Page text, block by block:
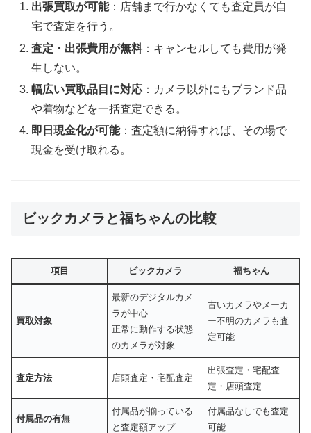
出張買取が可能：店舗まで行かなくても査定員が自
宅で査定を行う。
査定・出張費用が無料：キャンセルしても費用が発
生しない。
幅広い買取品目に対応 ：カメラ以外にもブランド品
や着物などを一括査定できる。
即日現金化が可能：査定額に納得すれば、その場で
現金を受け取れる。
ビックカメラと福ちゃんの比較
項目 ビックカメラ 福ちゃん
買取対象
最新のデジタルカメ
ラが中心
正常に動作する状態
のカメラが対象
古いカメラやメーカ
ー不明のカメラも査
定可能
査定方法 店頭査定・宅配査定
出張査定・宅配査
定・店頭査定
付属品の有無
付属品が揃っている
と査定額アップ
付属品なしでも査定
可能